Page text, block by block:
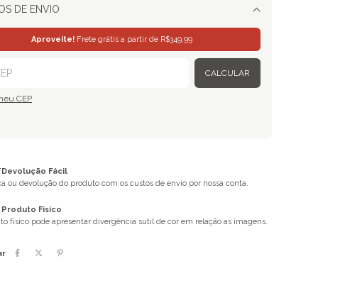
DE ENVIO
Aproveite!Frete grátis a partir de R$349,99
CALCULAR
CEP
Fácil
ou devolução do produto com os custos de envio por nossa conta.
Produto Físico
físico pode apresentar divergência sutil de cor em relação as imagens.